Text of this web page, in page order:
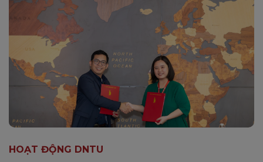
HOẠT ĐỘNG DNTU